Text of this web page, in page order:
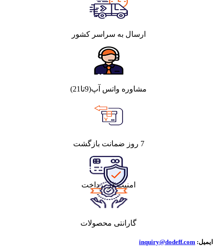
ارسال به سراسر کشور
مشاوره واتس آپ(9تا21)
7 روز ضمانت بازگشت
امنیت در پرداخت
گارانتی محصولات
ایمیل: inquiry@dodeff.com